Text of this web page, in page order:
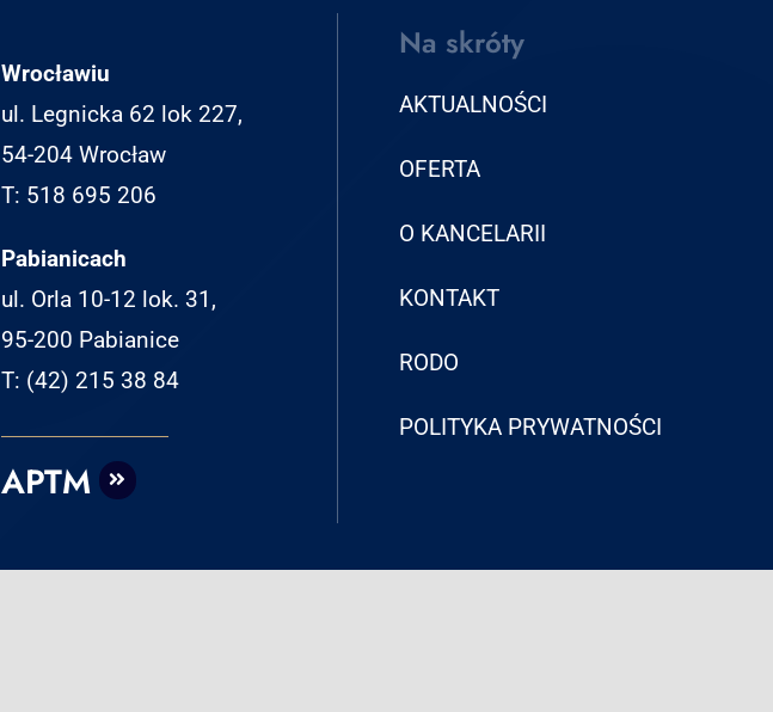
Wrocławiu
ul. Legnicka 62 lok 227,
54-204 Wrocław
T: 518 695 206
Pabianicach
ul. Orla 10-12 lok. 31,
95-200 Pabianice
T: (42) 215 38 84
APTM
Na skróty
AKTUALNOŚCI
OFERTA
O KANCELARII
KONTAKT
RODO
POLITYKA PRYWATNOŚCI